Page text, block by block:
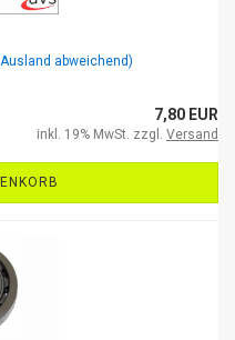
abweichend)
7,80 EUR
inkl. 19% MwSt. zzgl. Versand